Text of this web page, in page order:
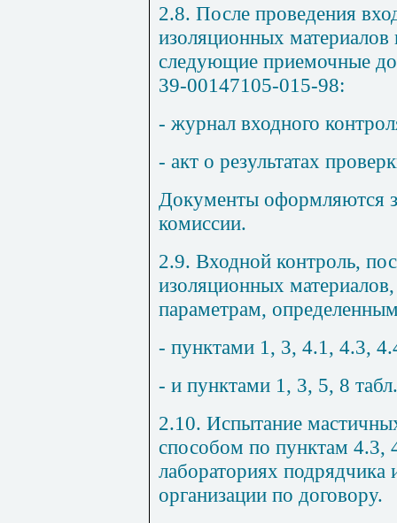
2.8. После проведения
изоляционных
следующие приемочные
39-00147105-015-98:
- журнал входного
- акт о результатах
Документы оформляются
комиссии.
2.9. Входной контроль,
изоляционных
параметрам,
- пунктами 1, 3, 4.1, 4.3,
- и пунктами 1, 3, 5, 8
2.10. Испытание
способом по пунктам 4.3,
лабораториях подрядчика
организации по договору.